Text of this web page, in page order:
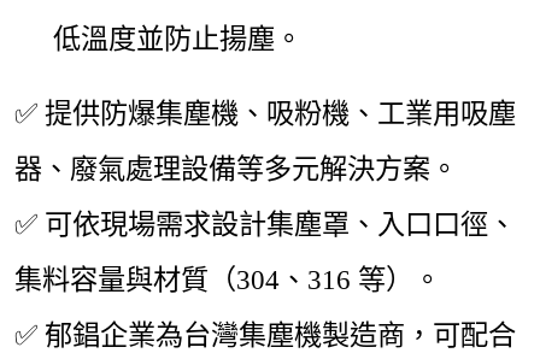
低溫度並防止揚塵。
✅ 提供防爆集塵機、吸粉機、工業用吸塵
器、廢氣處理設備等多元解決方案。
✅ 可依現場需求設計集塵罩、入口口徑、
集料容量與材質（304、316 等）。
✅ 郁錩企業為台灣集塵機製造商，可配合